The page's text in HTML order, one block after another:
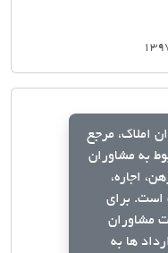
املاک، مرجع
به مشاوران
اجاره،
است. برای
مشاوران
ها به